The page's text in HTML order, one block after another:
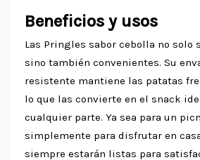
Beneficios y usos
Las Pringles sabor cebolla no solo
sino también convenientes. Su
resistente mantiene las patatas
lo que las convierte en el snack
cualquier parte. Ya sea para un
simplemente para disfrutar en
siempre estarán listas para